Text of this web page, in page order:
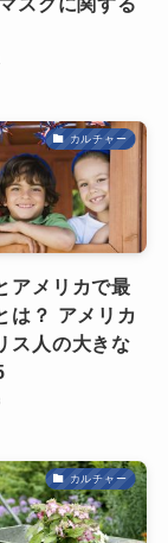
カルチャー
アメリカで最
は？ アメリカ
ス人の大きな
カルチャー